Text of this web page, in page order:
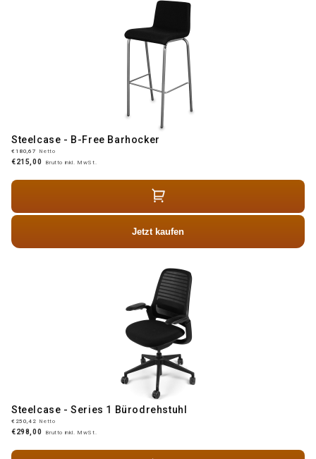
Steelcase - B-Free Barhocker
€180,67 Netto
€215,00 Brutto inkl. MwSt.
Jetzt kaufen
Steelcase - Series 1 Bürodrehstuhl
€250,42 Netto
€298,00 Brutto inkl. MwSt.